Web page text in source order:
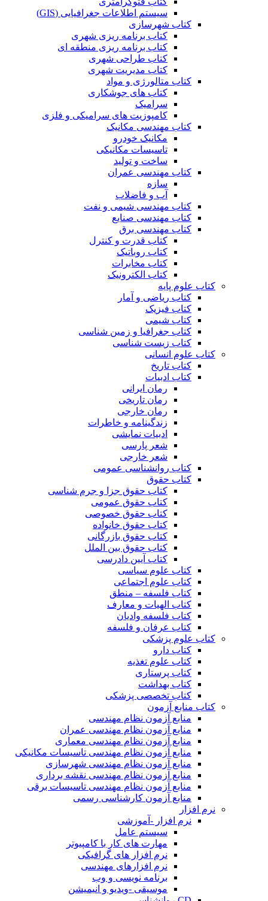
سیستم اطلاعات جغرافیایی (GIS)
کتاب شهرسازی
کتاب برنامه ریزی شهری
کتاب برنامه ریزی منطقه ای
کتاب طراحی شهری
کتاب مدیریت شهری
کتاب متالورژی و مواد
کتاب های جوشکاری
سرامیک
کامپوزیت های سرامیکی و فلزی
کتاب مهندسی مکانیک
مکانیک خودرو
تاسیسات مکانیکی
ساخت و تولید
کتاب مهندسی عمران
سازه
آب و فاضلاب
کتاب مهندسی شیمی و نفت
کتاب مهندسی صنایع
کتاب مهندسی برق
کتاب قدرت و کنترل
کتاب روباتیک
کتاب مخابرات
کتاب الکترونیک
کتاب علوم پایه
کتاب ریاضی و آمار
کتاب فیزیک
کتاب شیمی
کتاب جغرافیا و زمین شناسی
کتاب زیست شناسی
کتاب علوم انسانی
کتاب تاریخ
کتاب ادبیات
رمان ایرانی
رمان تاریخی
رمان خارجی
زندگینامه و خاطرات
ادبیات نمایشی
شعر پارسی
شعر خارجی
کتاب روانشناسی عمومی
کتاب حقوق
کتاب حقوق جزا و جرم شناسی
کتاب حقوق عمومی
کتاب حقوق خصوصی
کتاب حقوق خانواده
کتاب حقوق بازرگانی
کتاب حقوق بین الملل
کتاب آیین دادرسی
کتاب علوم سیاسی
کتاب علوم اجتماعی
کتاب فلسفه – منطق
کتاب الهیات و معارف
کتاب فلسفه وادیان
کتاب عرفان و فلسفه
کتاب علوم پزشکی
کتاب دارو
کتاب علوم تغذیه
کتاب پرستاری
کتاب بهداشت
کتاب تخصصی پزشکی
کتاب منابع آزمون
منابع آزمون نظام مهندسی
منابع آزمون نظام مهندسی عمران
منابع آزمون نظام مهندسی معماری
منابع آزمون نظام مهندسی تاسیسات مکانیکی
منابع آزمون نظام مهندسی شهرسازی
منابع آزمون نظام مهندسی نقشه برداری
منابع آزمون نظام مهندسی تاسیسات برقی
منابع آزمون کارشناسی رسمی
نرم افزار
نرم افزار -آموزشی
سیستم عامل
مهارت های کار با کامپیوتر
نرم افزار های گرافیکی
نرم افزارهای مهندسی
برنامه نویسی و وب
موسیقی -ویدیو و انیمیشن